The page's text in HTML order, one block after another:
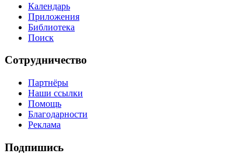
Календарь
Приложения
Библиотека
Поиск
Сотрудничество
Партнёры
Наши ссылки
Помощь
Благодарности
Реклама
Подпишись